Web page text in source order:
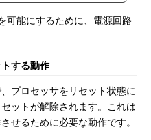
能にするために、電源回路
する動作
プロセッサをリセット状態に
ットが解除されます。これは
せるために必要な動作です。